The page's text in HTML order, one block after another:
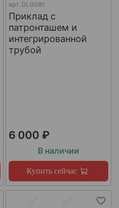
арт. DLG081
Приклад с
патронташем и
интегрированной
трубой
6 000 ₽
В наличии
Купить сейчас